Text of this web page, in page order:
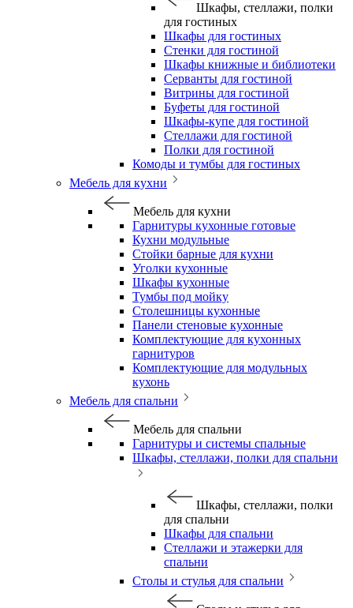
Шкафы, стеллажи, полки
для гостиных
Шкафы для гостиных
Стенки для гостиной
Шкафы книжные и библиотеки
Серванты для гостиной
Витрины для гостиной
Буфеты для гостиной
Шкафы-купе для гостиной
Стеллажи для гостиной
Полки для гостиной
Комоды и тумбы для гостиных
Мебель для кухни
Мебель для кухни
Гарнитуры кухонные готовые
Кухни модульные
Стойки барные для кухни
Уголки кухонные
Шкафы кухонные
Тумбы под мойку
Столешницы кухонные
Панели стеновые кухонные
Комплектующие для кухонных
гарнитуров
Комплектующие для модульных
кухонь
Мебель для спальни
Мебель для спальни
Гарнитуры и системы спальные
Шкафы, стеллажи, полки для спальни
Шкафы, стеллажи, полки
для спальни
Шкафы для спальни
Стеллажи и этажерки для
спальни
Столы и стулья для спальни